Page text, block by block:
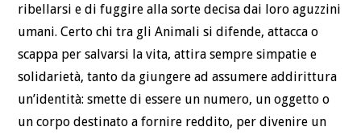
ribellarsi e di fuggire alla sorte decisa dai loro aguzzini
umani. Certo chi tra gli Animali si difende, attacca o
scappa per salvarsi la vita, attira sempre simpatie e
solidarietà, tanto da giungere ad assumere addirittura
un’identità: smette di essere un numero, un oggetto o
un corpo destinato a fornire reddito, per divenire un